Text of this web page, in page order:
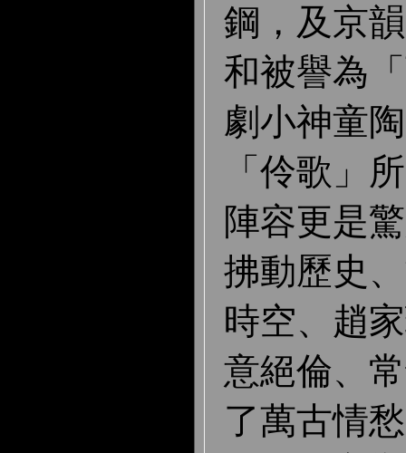
鋼，及京
和被譽為
劇小神童
「伶歌」
陣容更是
拂動歷史
時空、趙
意絕倫、
了萬古情